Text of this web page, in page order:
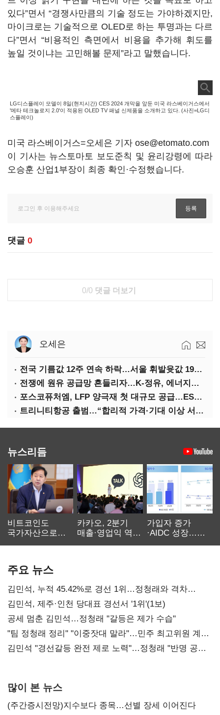
있다”면서 “경쟁사만큼의 기술 정도는 가야하겠지만,
마이크로는 기술적으로 OLED로 하는 투명과는 다르
다”면서 “비용적인 측면에서 비용을 추가해 휘도를
높일 것이냐는 고민해볼 문제”라고 말했습니다.
LG디스플레이 모델이 8일(현지시간) CES 2024 개막을 앞둔 미국 라스베이거스에서
'메타 테크놀로지 2.0'이 적용된 OLED TV 패널 신제품을 소개하고 있다. (사진=LG디
스플레이)
미국 라스베이거스=오세은 기자 ose@etomato.com
이 기사는 뉴스토마토 보도준칙 및 윤리강령에 따라
오승훈 산업1부장이 최종 확인·수정했습니다.
댓글 0
0/0 댓글 더보기
오세은
전국 기름값 12주 연속 하락…서울 휘발윳값 1909원
전쟁에 원유 공급망 흔들리자…K-정유, 에너지안보 핵심으로 재부상
포스코퓨처엠, LFP 양극재 첫 대규모 공급…ESS 시장 공략
트리니티항공 출범…“합리적 가격·기대 이상 서비스로 승부”
뉴스리듬
비트코인도
국가자산으로…'
카카오, 2분기
매출·영업익 역대
가입자 증가
·AIDC 성장…
주요 뉴스
김민석, 누적 45.42%로 경선 1위…정청래와 격차
0.86%p(2보)
김민석, 제주·인천 당대표 경선서 '1위'(1보)
공세 멈춘 김민석…정청래 "갈등은 제가 수습"
"팀 정청래 정리" "이중잣대 말라"…민주 최고위원 계파
다툼 격화
김민석 "경선갈등 완전 제로 노력"…정청래 "반명 공세
많이 본 뉴스
(주간증시전망)지수보다 종목…선별 장세 이어진다